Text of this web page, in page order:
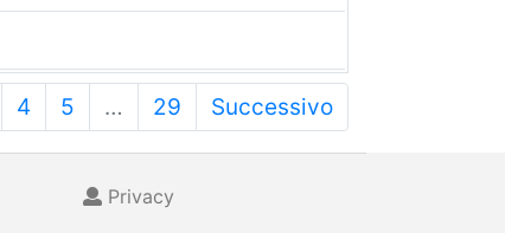
4 5 … 29 Successivo
Privacy